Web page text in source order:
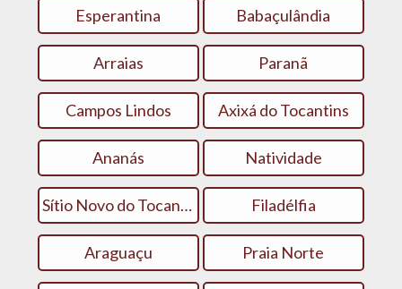
Esperantina Babaçulândia
Arraias Paranã
Campos Lindos Axixá do Tocantins
Ananás Natividade
Sítio Novo do Tocantins Filadélfia
Araguaçu Praia Norte